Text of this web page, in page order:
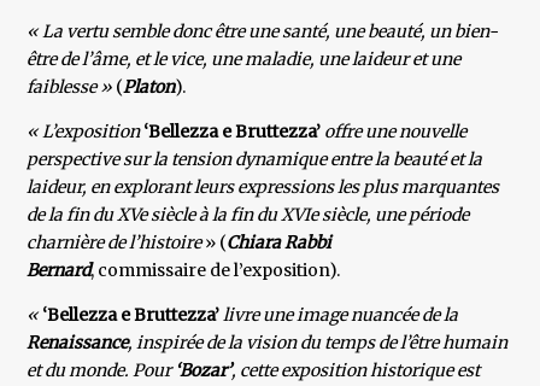
« La vertu semble donc être une santé, une beauté, un bien-
être de l’âme, et le vice, une maladie, une laideur et une
faiblesse » (Platon).
« L’exposition‘Bellezza e Bruttezza’ offre une nouvelle
perspective sur la tension dynamique entre la beauté et la
laideur, en explorant leurs expressions les plus marquantes
de la fin du XVe siècle à la fin du XVIe siècle, une période
charnière de l’histoire» (Chiara Rabbi
Bernard, commissaire de l’exposition).
«‘Bellezza e Bruttezza’livre une image nuancée de la
Renaissance, inspirée de la vision du temps de l’être humain
et du monde. Pour‘Bozar’, cette exposition historique est